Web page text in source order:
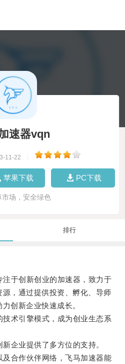
速器vqn
11-22
苹果下载 PC下载
市场，安全绿色
排行
于创新创业的加速器，致力于
，通过提供投资、孵化、导师
创新企业快速成长。
术引擎模式，成为创业生态系
业提供了多方位的支持。
合作伙伴网络，飞马加速器能